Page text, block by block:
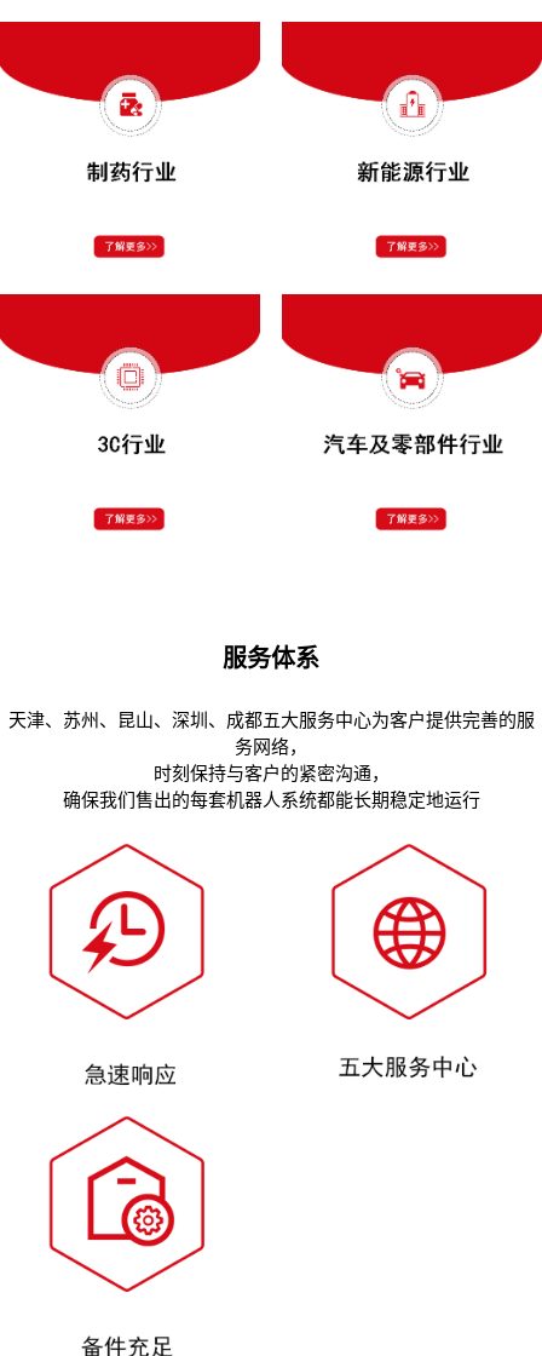
服务体系
天津、苏州、昆山、深圳、成都五大服务中心为客户提供完善的服
务网络，
时刻保持与客户的紧密沟通，
确保我们售出的每套机器人系统都能长期稳定地运行